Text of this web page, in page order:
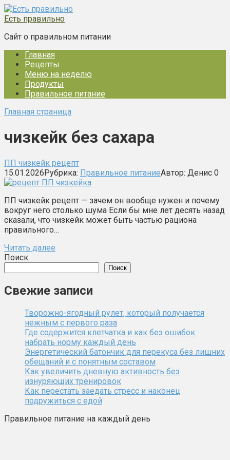
Перейти
к
Есть правильно
Сайт о правильном питании
Главная
Рецепты
Меню на неделю
Продукты
Правильное питание
Главная страница
чизкейк без сахара
ПП чизкейк рецепт
15.01.2026Рубрика: Правильное питаниеАвтор: Денис 0
ПП чизкейк рецепт — зачем он вообще нужен и почему
вокруг него столько шума Если бы мне лет десять назад
сказали, что чизкейк может быть частью рациона
правильного…
Читать далее
Поиск
Поиск
Свежие записи
Творожно-ягодный рулет, который получается
нежным с первого раза
Где содержится клетчатка и как без ошибок
набрать норму каждый день
Энергетический батончик для перекуса без лишних
обещаний и с понятным составом
Как увеличить дневную активность без
изнуряющих тренировок
Как перестать заедать стресс и наконец
подружиться с едой
Правильное питание на каждый день